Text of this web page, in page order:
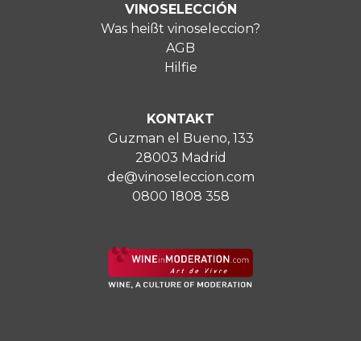
VINOSELECCIÓN
Was heißt vinoseleccion?
AGB
Hilfie
KONTAKT
Guzman el Bueno, 133
28003 Madrid
de@vinoseleccion.com
0800 1808 358